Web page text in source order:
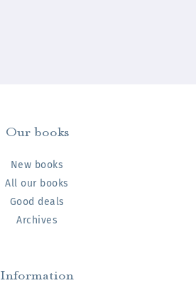
Our books
New books
All our books
Good deals
Archives
Information